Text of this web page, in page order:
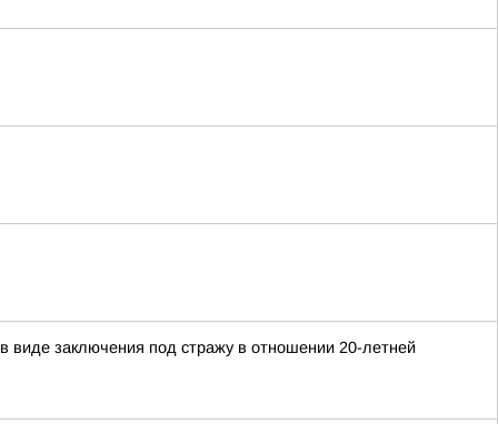
виде заключения под стражу в отношении 20-летней